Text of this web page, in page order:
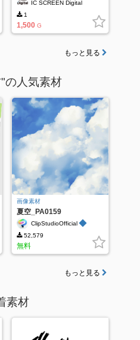
IC SCREEN Digital
1
1,500 G
もっと見る
の人気素材
画像素材
夏空_PA0159
ClipStudioOfficial ◆
52,579
無料
もっと見る
素材